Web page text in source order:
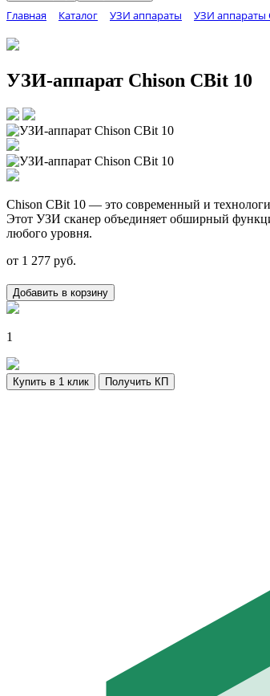
Главная Каталог УЗИ аппараты УЗИ аппараты
УЗИ-аппарат Chison CBit 10
Chison CBit 10 — это современный и
Этот УЗИ сканер объединяет обширный
любого уровня.
от 1 277 руб.
Добавить в корзину
1
Купить в 1 клик Получить КП